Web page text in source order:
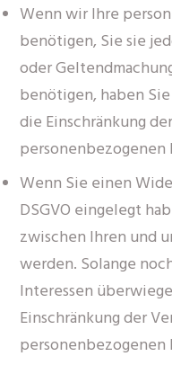
Wenn wir Ihre
benötigen, Sie sie
oder
benötigen, haben
die Einschränkung
personenbezogenen
Wenn Sie einen
DSGVO eingelegt
zwischen Ihren und
werden. Solange
Interessen
Einschränkung der
personenbezogenen